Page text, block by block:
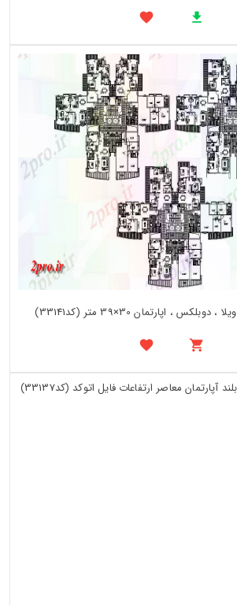
، اپارتمان 30×39 متر (کد33141)